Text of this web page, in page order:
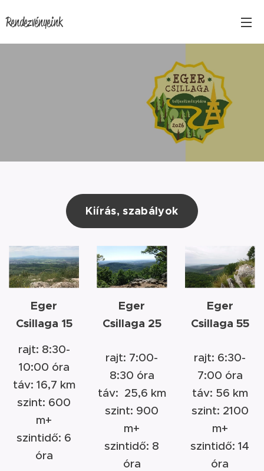
Rendezvényeink
Kiírás, szabályok
Eger
Csillaga 15
rajt: 8:30-
10:00 óra
táv: 16,7 km
szint: 600
m+
szintidő: 6
óra
Eger
Csillaga 25
rajt: 7:00-
8:30 óra
táv: 25,6 km
szint: 900
m+
szintidő: 8
óra
Eger
Csillaga 55
rajt: 6:30-
7:00 óra
táv: 56 km
szint: 2100
m+
szintidő: 14
óra